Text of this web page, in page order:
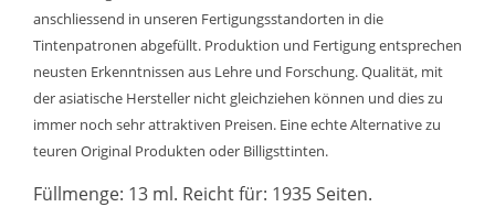
anschliessend in unseren Fertigungsstandorten in die
Tintenpatronen abgefüllt. Produktion und Fertigung entsprechen
neusten Erkenntnissen aus Lehre und Forschung. Qualität, mit
der asiatische Hersteller nicht gleichziehen können und dies zu
immer noch sehr attraktiven Preisen. Eine echte Alternative zu
teuren Original Produkten oder Billigsttinten.
Füllmenge: 13 ml. Reicht für: 1935 Seiten.